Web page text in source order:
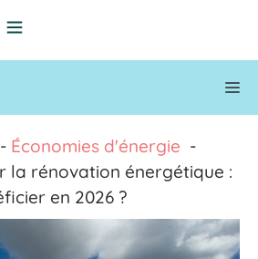
Économies d'énergie
la rénovation énergétique :
en 2026 ?